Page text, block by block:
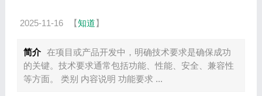
2025-11-16 【知道】
简介 在项目或产品开发中，明确技术要求是确保成功
的关键。技术要求通常包括功能、性能、安全、兼容性
等方面。 类别 内容说明 功能要求 ...